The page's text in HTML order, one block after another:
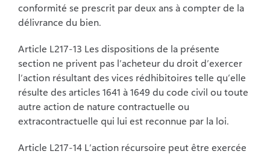
conformité se prescrit par deux ans àcompter de la
délivrance du bien.
Article L217-13 Les dispositions de la présente
section ne privent pas l’acheteur du droitd’exercer
l’action résultant des vices rédhibitoires telle qu’elle
résulte des articles 1641 à1649 du code civil ou toute
autre action de nature contractuelle ou
extracontractuelle qui lui est reconnue par la loi.
Article L217-14 L’action récursoire peut être exercée